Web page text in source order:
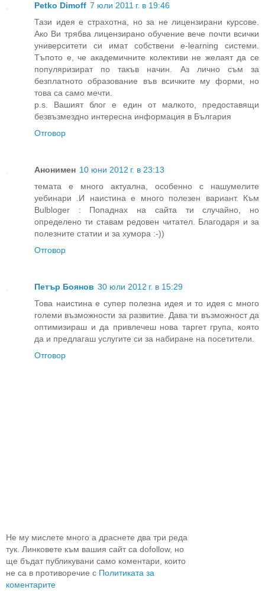
Petko Dimoff 7 юли 2011 г. в 19:46
Тази идея е страхотна, но за не лицензирани курсове.
Ако Ви трябва лицензирано обучение вече почти всички
университети си имат собствени e-learning системи.
Тъпото е, че академичните колективи не желаят да се
популяризират по такъв начин. Аз лично съм за
безплатното образование във всичките му форми, но
това са само мечти.
p.s. Вашият блог е един от малкото, предоставящи
безвъзмездно интересна информация в България
Отговор
Анонимен 10 юни 2012 г. в 23:13
темата е много актуална, особенно с нашумелите
уебинари .И наистина е много полезен вариант. Към
Bulbloger : Попаднах на сайта ти случайно, но
определено ти ставам редовен читател. Благодаря и за
полезните статии и за хумора :-))
Отговор
Петър Боянов 30 юли 2012 г. в 15:29
Това наистина е супер полезна идея и то идея с много
големи възможности за развитие. Дава ти възможност да
оптимизираш и да привлечеш нова таргет група, която
да и предлагаш услугите си за набиране на посетители.
Отговор
Не му мислете много а драснете два три реда
тук. Линковете към вашия сайт са dofollow, но
ще бъдат публикувани само коментари, които
не са в противоречие с Политиката за
коментарите